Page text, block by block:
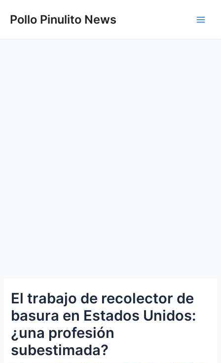
Pollo Pinulito News
El trabajo de recolector de
basura en Estados Unidos:
¿una profesión
subestimada?